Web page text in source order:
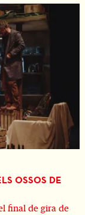
OSSOS DE
final de gira de